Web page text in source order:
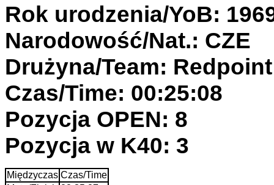
Rok urodzenia/YoB:
Narodowość/Nat.: CZE
Drużyna/Team:
Czas/Time: 00:25:08
Pozycja OPEN: 8
Pozycja w K40: 3
Międzyczas Czas/Time